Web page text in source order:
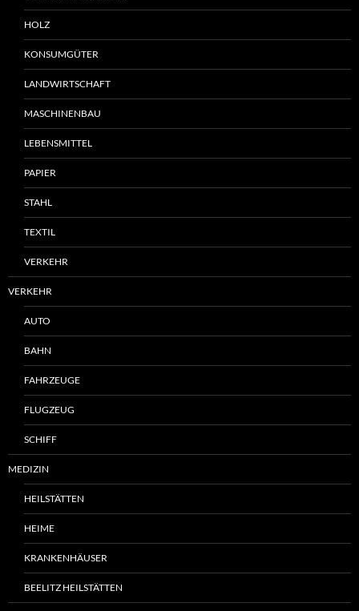
HOLZ
KONSUMGÜTER
LANDWIRTSCHAFT
MASCHINENBAU
LEBENSMITTEL
PAPIER
STAHL
TEXTIL
VERKEHR
VERKEHR
AUTO
BAHN
FAHRZEUGE
FLUGZEUG
SCHIFF
MEDIZIN
HEILSTÄTTEN
HEIME
KRANKENHÄUSER
BEELITZ HEILSTÄTTEN